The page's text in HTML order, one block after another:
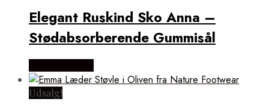
Elegant Ruskind Sko Anna –
Stødabsorberende Gummisål
Udsalg!